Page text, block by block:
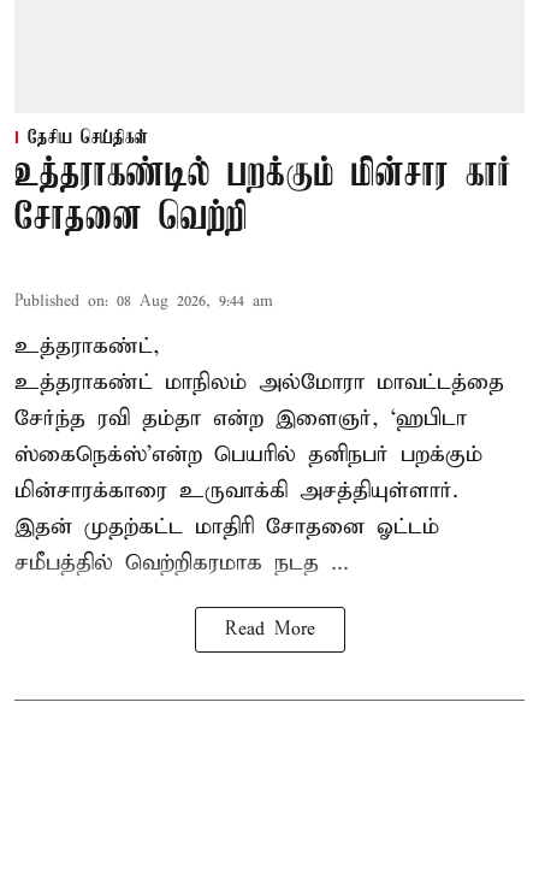
தேசிய செய்திகள்
உத்தராகண்டில் பறக்கும் மின்சார கார்
சோதனை வெற்றி
Published on: 08 Aug 2026, 9:44 am
உத்தராகண்ட்,
உத்தராகண்ட் மாநிலம் அல்மோரா மாவட்டத்தை
சேர்ந்த ரவி தம்தா என்ற இளைஞர், ‘ஹபிடா
ஸ்கைநெக்ஸ்’என்ற பெயரில் தனிநபர் பறக்கும்
மின்சாரக்காரை உருவாக்கி அசத்தியுள்ளார்.
இதன் முதற்கட்ட மாதிரி சோதனை ஓட்டம்
சமீபத்தில் வெற்றிகரமாக நடத ...
Read More